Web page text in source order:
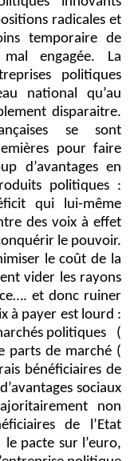
radicales et
temporaire de
engagée. La
politiques
national qu’au
disparaitre.
se sont
pour faire
d’avantages en
politiques :
qui lui-même
des voix à effet
le pouvoir.
le coût de la
vider les rayons
et donc ruiner
à payer est lourd :
politiques
(
parts de marché (
bénéficiaires de
sociaux
non
de l’Etat
le pacte sur l’euro,